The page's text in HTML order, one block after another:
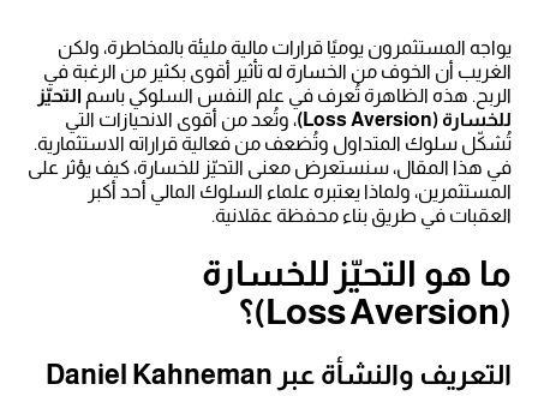
يواجه المستثمرون يوميًا قرارات مالية مليئة بالمخاطرة، ولكن
الغريب أن الخوف من الخسارة له تأثير أقوى بكثير من الرغبة في
الربح. هذه الظاهرة تُعرف في علم النفس السلوكي باسم التحيّز
للخسارة (Loss Aversion)
، وتُعد من أقوى الانحيازات التي
تُشكّل سلوك المتداول وتُضعف من فعالية قراراته الاستثمارية.
في هذا المقال، سنستعرض معنى التحيّز للخسارة، كيف يؤثر على
المستثمرين، ولماذا يعتبره علماء السلوك المالي أحد أكبر
العقبات في طريق بناء محفظة عقلانية.
ما هو التحيّز للخسارة
(Loss Aversion)؟
التعريف والنشأة عبر Daniel Kahneman